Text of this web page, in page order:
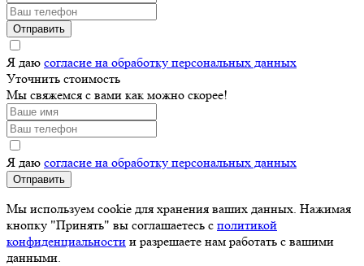
Отправить
Я даю согласие на обработку персональных данных
Уточнить стоимость
Мы свяжемся с вами как можно скорее!
Я даю согласие на обработку персональных данных
Отправить
Мы используем cookie для хранения ваших данных. Нажимая
кнопку "Принять" вы соглашаетесь с политикой
конфиденциальности и разрешаете нам работать с вашими
данными.